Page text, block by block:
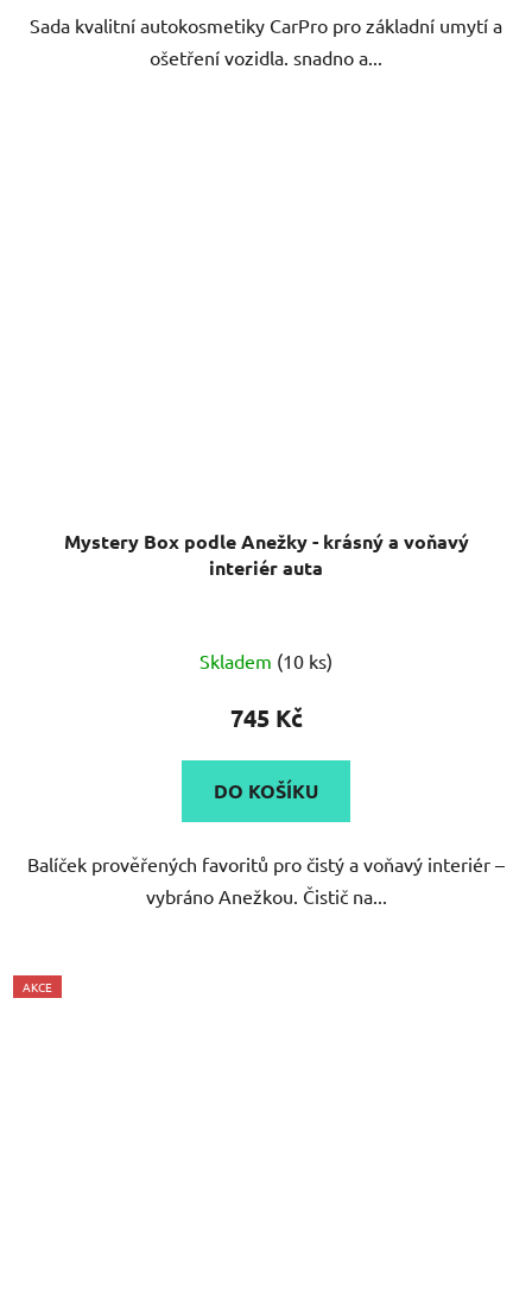
Sada kvalitní autokosmetiky CarPro pro základní umytí a
ošetření vozidla. snadno a...
Mystery Box podle Anežky - krásný a voňavý
interiér auta
Skladem (10 ks)
745 Kč
DO KOŠÍKU
Balíček prověřených favoritů pro čistý a voňavý interiér –
vybráno Anežkou. Čistič na...
AKCE